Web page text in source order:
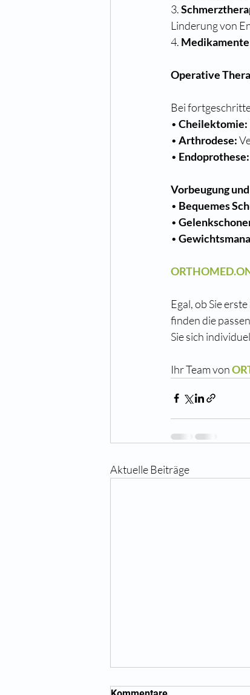
3.
Linderung von
4.
Operative
Bei
• Cheilektomie:
• Arthrodese:
• Endoprothese:
Vorbeugung
• Bequemes
•
•
Egal, ob Sie
finden die
Sie sich
Ihr Team von
Aktuelle Beiträge